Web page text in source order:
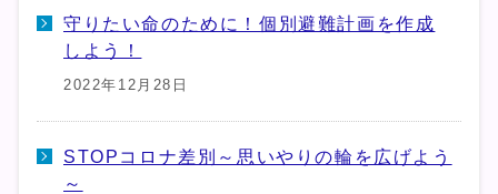
守りたい命のために！個別避難計画を作成
しよう！
2022年12月28日
STOPコロナ差別～思いやりの輪を広げよう
～